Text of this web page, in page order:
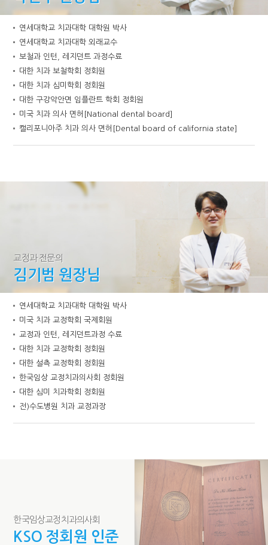
연세대학교 치과대학 대학원 박사
연세대학교 치과대학 외래교수
보철과 인턴, 레지던트 과정수료
대한 치과 보철학회 정회원
대한 치과 심미학회 정회원
대한 구강악안면 임플란트 학회 정회원
미국 치과 의사 면허[National dental board]
캘리포니아주 치과 의사 면허[Dental board of california state]
교정과 전문의
김기범 원장님
연세대학교 치과대학 대학원 박사
미국 치과 교정학회 국제회원
교정과 인턴, 레지던트과정 수료
대한 치과 교정학회 정회원
대한 설측 교정학회 정회원
한국임상 교정치과의사회 정회원
대한 심미 치과학회 정회원
전)수도병원 치과 교정과장
한국임상교정치과의사회
KSO 정회원 인준